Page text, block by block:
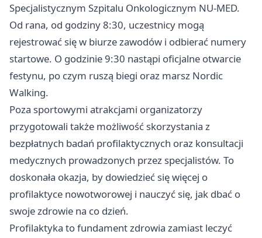
Specjalistycznym Szpitalu Onkologicznym NU-MED.
Od rana, od godziny 8:30, uczestnicy mogą
rejestrować się w biurze zawodów i odbierać numery
startowe. O godzinie 9:30 nastąpi oficjalne otwarcie
festynu, po czym ruszą biegi oraz marsz Nordic
Walking.
Poza sportowymi atrakcjami organizatorzy
przygotowali także możliwość skorzystania z
bezpłatnych badań profilaktycznych oraz konsultacji
medycznych prowadzonych przez specjalistów. To
doskonała okazja, by dowiedzieć się więcej o
profilaktyce nowotworowej i nauczyć się, jak dbać o
swoje zdrowie na co dzień.
Profilaktyka to fundament zdrowia zamiast leczyć